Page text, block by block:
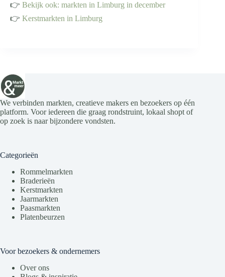
👉 Bekijk ook: markten in Limburg in december
👉 Kerstmarkten in Limburg
We verbinden markten, creatieve makers en bezoekers op één
platform. Voor iedereen die graag rondstruint, lokaal shopt of
op zoek is naar bijzondere vondsten.
Categorieën
Rommelmarkten
Braderieën
Kerstmarkten
Jaarmarkten
Paasmarkten
Platenbeurzen
Voor bezoekers & ondernemers
Over ons